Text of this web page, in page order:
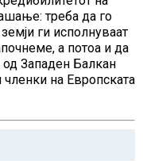
треба да го
ги исполнуваат
а потоа и да
од Западен Балкан
членки на Европската